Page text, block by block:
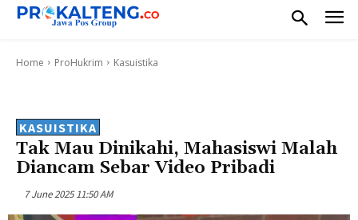
Home ProHukrim Kasuistika
KASUISTIKA
Tak Mau Dinikahi, Mahasiswi Malah
Diancam Sebar Video Pribadi
7 June 2025 11:50 AM